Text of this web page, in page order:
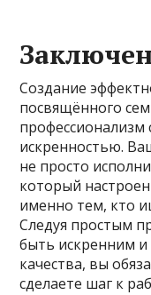
Создание
посвящённого
профессионализм
искренностью.
не просто
который
именно тем, кто
Следуя простым
быть искренним и
качества, вы
сделаете шаг к